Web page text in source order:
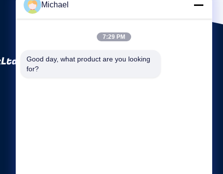
Michael
7:29 PM
Good day, what product are you looking
for?